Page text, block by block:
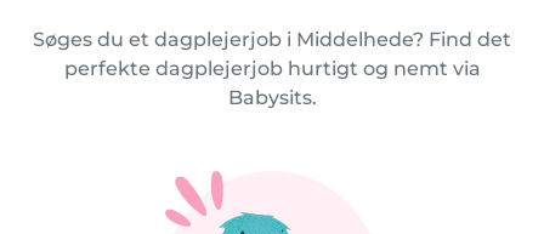
Søges du et dagplejerjob i Middelhede? Find det
perfekte dagplejerjob hurtigt og nemt via
Babysits.